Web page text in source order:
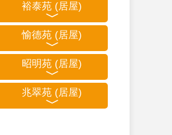
裕泰苑 (居屋)
愉德苑 (居屋)
昭明苑 (居屋)
兆翠苑 (居屋)